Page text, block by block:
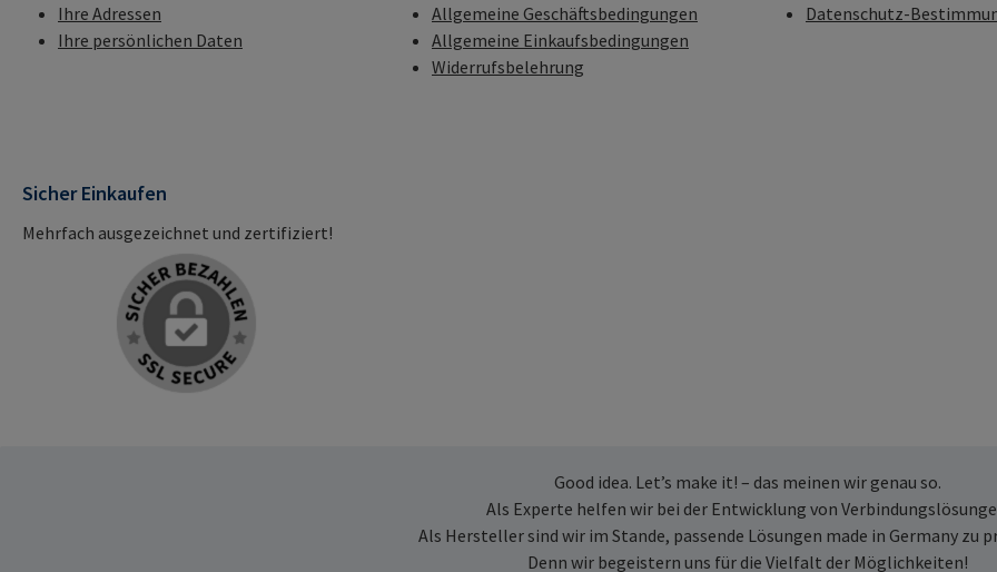
Ihre Adressen
Ihre persönlichen Daten
Allgemeine Geschäftsbedingungen
Allgemeine Einkaufsbedingungen
Widerrufsbelehrung
Datenschutz-
Sicher Einkaufen
Mehrfach ausgezeichnet und zertifiziert!
Good idea. Let’s make it! – das meinen wir genau so.
Als Experte helfen wir bei der Entwicklung von
Als Hersteller sind wir im Stande, passende Lösungen made in Germany zu
Denn wir begeistern uns für die Vielfalt der Möglichkeiten!